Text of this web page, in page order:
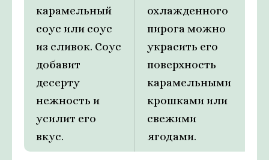
карамельный
соус или соус
из сливок. Соус
добавит
десерту
нежность и
усилит его
вкус.
охлажденного
пирога можно
украсить его
поверхность
карамельными
крошками или
свежими
ягодами.